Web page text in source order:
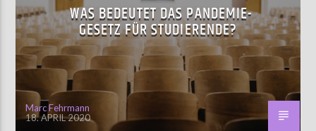
ECCA VANDAL
AKTUELLE SENDUNG
MOEBIUS
00:00 18:00
WAS BEDEUTET DAS PANDEMIE-
GESETZ FÜR STUDIERENDE?
Marc Fehrmann
18. APRIL 2020